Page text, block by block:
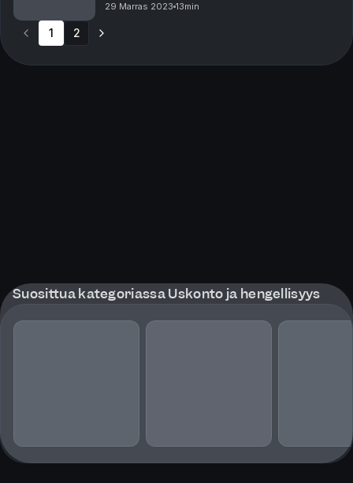
vaikuttaja, joka ajattelullaan poikkesi aikalaisistaan.
29 Marras 2023 13min
1 2
Suosittua kategoriassa Uskonto ja hengellisyys